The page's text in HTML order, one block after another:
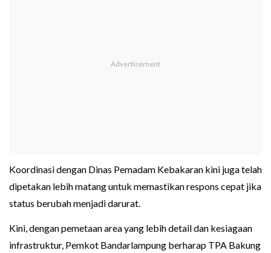
Koordinasi dengan Dinas Pemadam Kebakaran kini juga telah
dipetakan lebih matang untuk memastikan respons cepat jika
status berubah menjadi darurat.
Kini, dengan pemetaan area yang lebih detail dan kesiagaan
infrastruktur, Pemkot Bandarlampung berharap TPA Bakung